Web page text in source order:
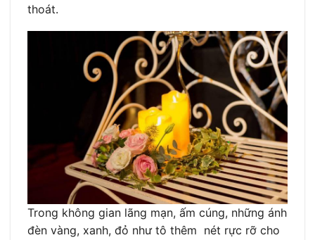
thoát.
Trong không gian lãng mạn, ấm cúng, những ánh
đèn vàng, xanh, đỏ như tô thêm nét rực rỡ cho